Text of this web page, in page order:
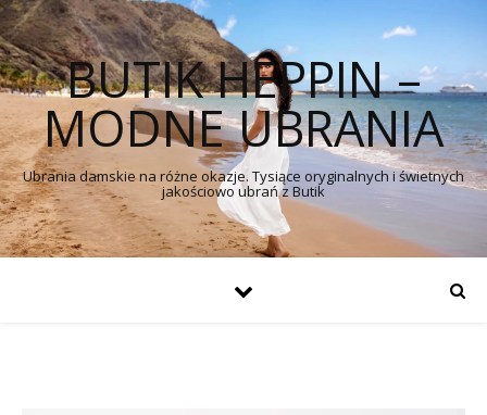
BUTIK HEPPIN –
MODNE UBRANIA
Ubrania damskie na różne okazje. Tysiące oryginalnych i świetnych
jakościowo ubrań z Butik